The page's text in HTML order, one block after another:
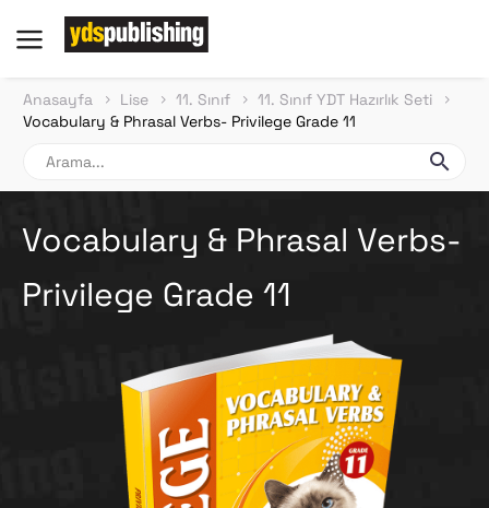
Anasayfa Lise 11. Sınıf
11. Sınıf YDT Hazırlık Seti
Vocabulary & Phrasal Verbs- Privilege Grade 11
Vocabulary & Phrasal Verbs-
Privilege Grade 11